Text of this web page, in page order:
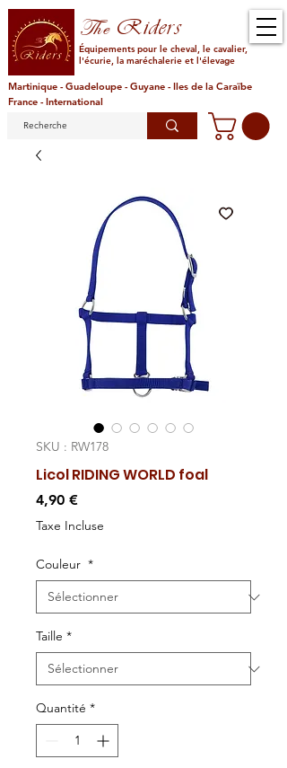
TheRiders
Équipements pour le cheval, le cavalier,
l'écurie, la maréchalerie et l'élevage
Martinique - Guadeloupe - Guyane - Iles de la Caraïbe
France - International
SKU : RW178
Licol RIDING WORLD foal
4,90 €Prix
Taxe Incluse
Couleur *
Taille *
Quantité *